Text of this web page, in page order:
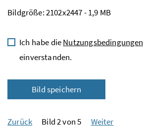
Bildgröße: 2102x2447 - 1,9 MB
Ich habe dieNutzungsbedingungen
einverstanden.
Bild speichern
Zurück Bild 2 von 5 Weiter